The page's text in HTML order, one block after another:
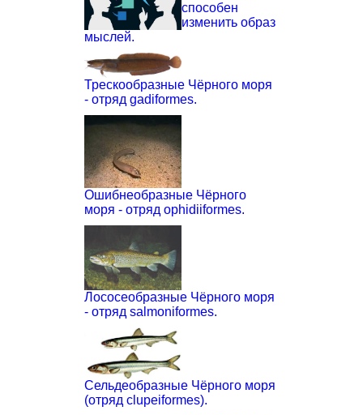
способен
изменить образ
мыслей.
Трескообразные Чёрного моря
- отряд gadiformes.
Ошибнеобразные Чёрного
моря - отряд ophidiiformes.
Лососеобразные Чёрного моря
- отряд salmoniformes.
Сельдеобразные Чёрного моря
(отряд clupeiformes).